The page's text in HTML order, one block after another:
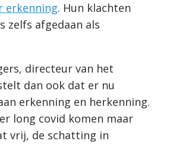
erkenning. Hun klachten
zelfs afgedaan als
directeur van het
dan ook dat er nu
erkenning en herkenning.
long covid komen maar
vrij, de schatting in